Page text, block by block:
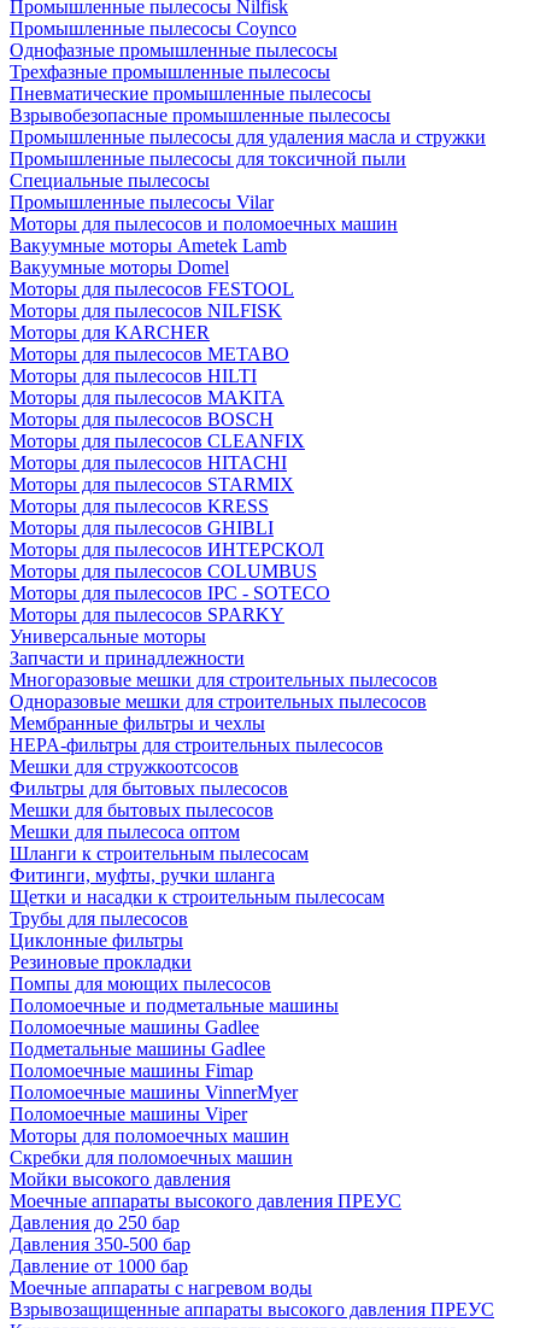
Промышленные пылесосы Nilfisk
Промышленные пылесосы Coynco
Однофазные промышленные пылесосы
Трехфазные промышленные пылесосы
Пневматические промышленные пылесосы
Взрывобезопасные промышленные пылесосы
Промышленные пылесосы для удаления масла и стружки
Промышленные пылесосы для токсичной пыли
Специальные пылесосы
Промышленные пылесосы Vilar
Моторы для пылесосов и поломоечных машин
Вакуумные моторы Ametek Lamb
Вакуумные моторы Domel
Моторы для пылесосов FESTOOL
Моторы для пылесосов NILFISK
Моторы для KARCHER
Моторы для пылесосов METABO
Моторы для пылесосов HILTI
Моторы для пылесосов MAKITA
Моторы для пылесосов BOSCH
Моторы для пылесосов CLEANFIX
Моторы для пылесосов HITACHI
Моторы для пылесосов STARMIX
Моторы для пылесосов KRESS
Моторы для пылесосов GHIBLI
Моторы для пылесосов ИНТЕРСКОЛ
Моторы для пылесосов COLUMBUS
Моторы для пылесосов IPC - SOTECO
Моторы для пылесосов SPARKY
Универсальные моторы
Запчасти и принадлежности
Многоразовые мешки для строительных пылесосов
Одноразовые мешки для строительных пылесосов
Мембранные фильтры и чехлы
HEPA-фильтры для строительных пылесосов
Мешки для стружкоотсосов
Фильтры для бытовых пылесосов
Мешки для бытовых пылесосов
Мешки для пылесоса оптом
Шланги к строительным пылесосам
Фитинги, муфты, ручки шланга
Щетки и насадки к строительным пылесосам
Трубы для пылесосов
Циклонные фильтры
Резиновые прокладки
Помпы для моющих пылесосов
Поломоечные и подметальные машины
Поломоечные машины Gadlee
Подметальные машины Gadlee
Поломоечные машины Fimap
Поломоечные машины VinnerMyer
Поломоечные машины Viper
Моторы для поломоечных машин
Скребки для поломоечных машин
Мойки высокого давления
Моечные аппараты высокого давления ПРЕУС
Давления до 250 бар
Давления 350-500 бар
Давление от 1000 бар
Моечные аппараты с нагревом воды
Взрывозащищенные аппараты высокого давления ПРЕУС